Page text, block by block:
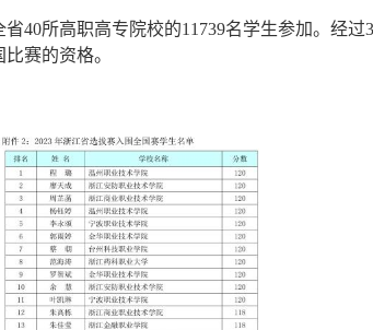
40所高职高专院校的11739名学生参加。经
赛的资格。